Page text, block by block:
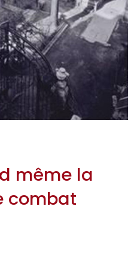
même la
combat